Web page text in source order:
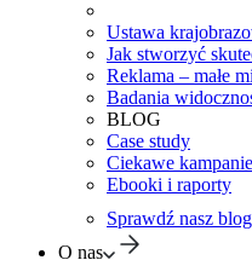
Ustawa
Jak stworzyć
Reklama – małe
Badania
BLOG
Case study
Ciekawe
Ebooki i raporty
Sprawdź nasz blog
O nas